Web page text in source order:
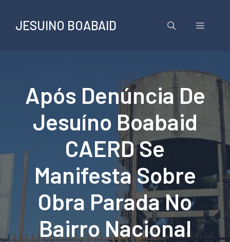
JESUINO BOABAID Menu
Após Denúncia De
Jesuíno Boabaid
CAERD Se
Manifesta Sobre
Obra Parada No
Bairro Nacional